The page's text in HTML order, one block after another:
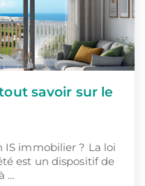
savoir sur le
IS immobilier ? La loi
est un dispositif de
…